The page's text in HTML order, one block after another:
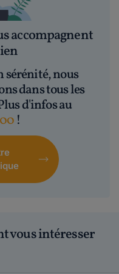
accompagnent
sérénité, nous
dans tous les
d'infos au
!
vous intéresser